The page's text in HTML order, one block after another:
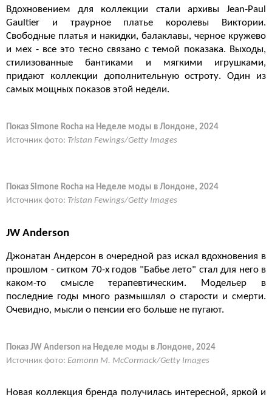
Вдохновением для коллекции стали архивы Jean-Paul
Gaultier и траурное платье королевы Виктории.
Свободные платья и накидки, балаклавы, черное кружево
и мех - все это тесно связано с темой показака. Выходы,
стилизованные бантиками и мягкими игрушками,
придают коллекции дополнительную остроту. Один из
самых мощных показов этой недели.
Показ Simone Rocha на Неделе моды в Лондоне, 2024
Источник фото: Tristan Fewings/Getty Images
Показ Simone Rocha на Неделе моды в Лондоне, 2024
Источник фото: Tristan Fewings/Getty Images
JW Anderson
Джонатан Андерсон в очередной раз искал вдохновения в
прошлом - ситком 70-х годов "Бабье лето" стал для него в
каком-то смысле терапевтическим. Модельер в
последние годы много размышлял о старости и смерти.
Очевидно, мысли о пенсии его больше не пугают.
Показ JW Anderson на Неделе моды в Лондоне, 2024
Источник фото: Eamonn M. McCormack/Getty Images
Новая коллекция бренда получилась интересной, яркой и